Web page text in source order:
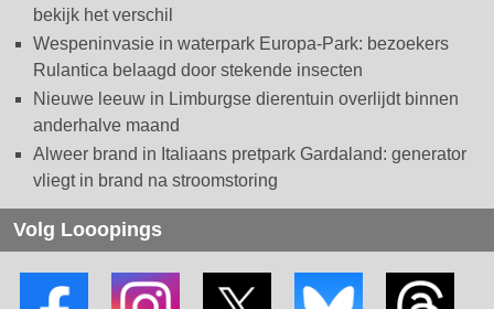
bekijk het verschil
Wespeninvasie in waterpark Europa-Park: bezoekers
Rulantica belaagd door stekende insecten
Nieuwe leeuw in Limburgse dierentuin overlijdt binnen
anderhalve maand
Alweer brand in Italiaans pretpark Gardaland: generator
vliegt in brand na stroomstoring
Volg Looopings